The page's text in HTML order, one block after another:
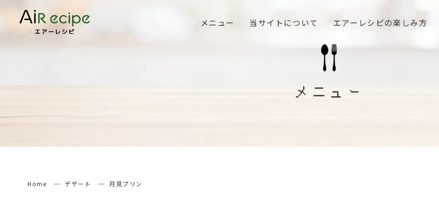
メニュー 当サイトについて エアーレシピの楽しみ方
メニュー
Home デザート 月見プリン